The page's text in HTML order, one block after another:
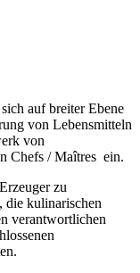
auf breiter Ebene
von Lebensmitteln
von
Chefs / Maîtres ein.
zu
die kulinarischen
verantwortlichen